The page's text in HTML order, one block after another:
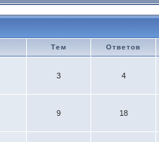
Тем Ответов
3 4
9 18